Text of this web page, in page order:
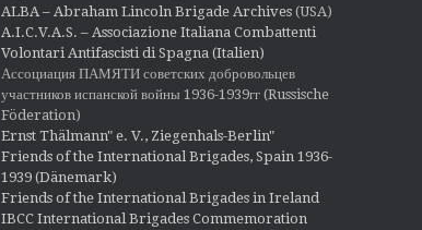
ALBA – Abraham Lincoln Brigade Archives(USA)
A.I.C.V.A.S. – Associazione Italiana Combattenti
Volontari Antifascisti di Spagna (Italien)
Ассоциация ПАМЯТИ советских добровольцев
участников испанской войны 1936-1939гг (Russische
Föderation)
Ernst Thälmann" e. V., Ziegenhals-Berlin"
Friends of the International Brigades, Spain 1936-
1939 (Dänemark)
Friends of the International Brigades in Ireland
IBCC International Brigades Commemoration